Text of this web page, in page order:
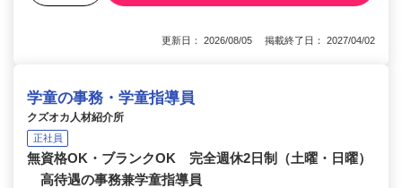
更新日： 2026/08/05 掲載終了日： 2027/04/02
学童の事務・学童指導員
クズオカ人材紹介所
正社員
無資格OK・ブランクOK 完全週休2日制（土曜・日曜）
高待遇の事務兼学童指導員